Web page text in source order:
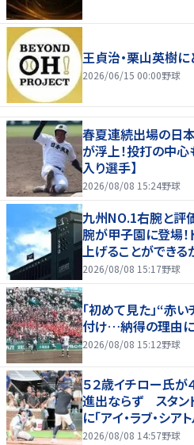
王貞治・栗山英樹
2026/06/15 00:00野球
春夏連続出場の日
が浮上！投打の中心
入り選手】
2026/08/08 15:24野球
九州NO.1右腕と評
腕が甲子園に登場！
上げることができる
2026/08/08 15:17野球
「初めて見た」“
付け…納得の理由に
2026/08/08 15:12野球
５２歳イチロー氏
進出ならず スタン
に「アイ・ラブ・シ
争に登場
2026/08/08 14:57野球